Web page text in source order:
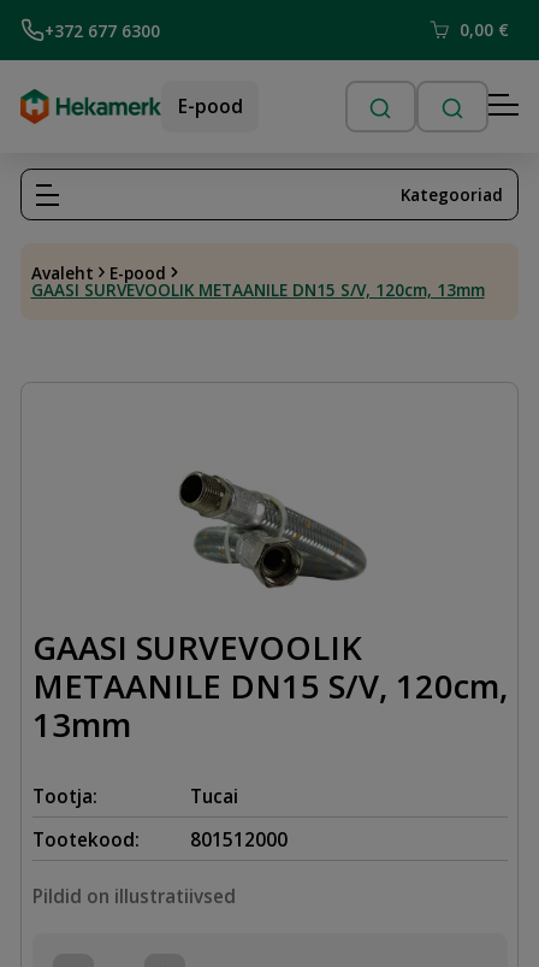
+372 677 6300 0,00 €
E-pood
Avaleht E-pood
GAASI SURVEVOOLIK METAANILE DN15 S/V, 120cm, 13mm
Kategooriad
GAASI SURVEVOOLIK
METAANILE DN15 S/V, 120cm,
13mm
Tootja:
Tucai
Tootekood:
801512000
Pildid on illustratiivsed